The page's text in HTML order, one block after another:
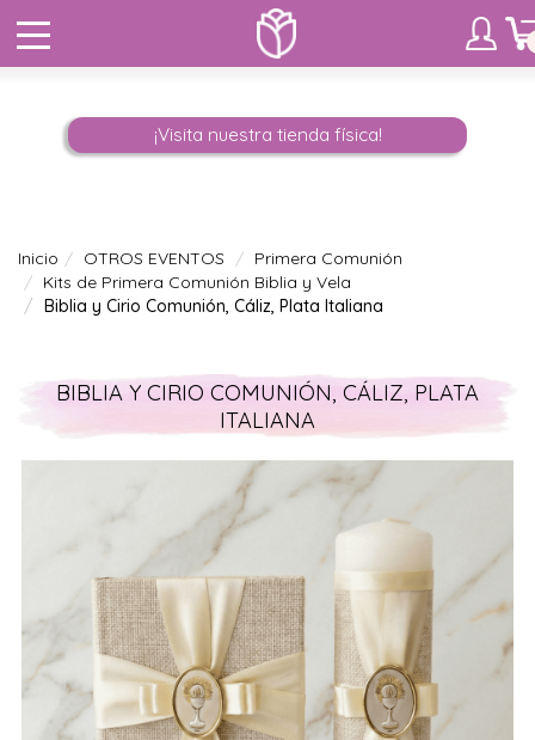
¡Visita nuestra tienda física!
Inicio OTROS EVENTOS
Primera Comunión
Kits de Primera Comunión Biblia y Vela
Biblia y Cirio Comunión, Cáliz, Plata Italiana
BIBLIA Y CIRIO COMUNIÓN, CÁLIZ, PLATA
ITALIANA